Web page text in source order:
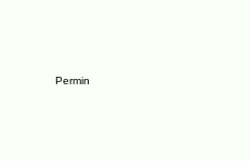
Permin